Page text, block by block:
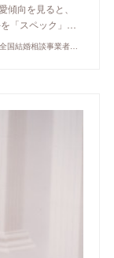
向を見ると、
「スペック」…